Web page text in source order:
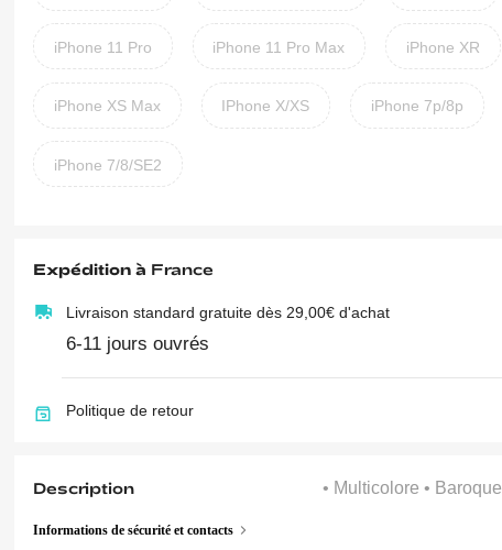
iPhone 11 Pro iPhone 11 Pro Max iPhone XR
iPhone XS Max IPhone X/XS iPhone 7p/8p
iPhone 7/8/SE2
Expédition à France
Livraison standard gratuite dès 29,00€ d'achat
6-11 jours ouvrés
Politique de retour
Description • Multicolore • Baroque
Informations de sécurité et contacts